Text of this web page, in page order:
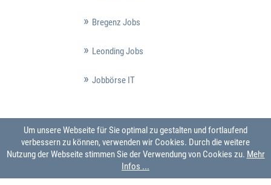
Bregenz Jobs
Leonding Jobs
Jobbörse IT
Um unsere Webseite für Sie optimal zu gestalten und fortlaufend
verbessern zu können, verwenden wir Cookies. Durch die weitere
Nutzung der Webseite stimmen Sie der Verwendung von Cookies zu. Mehr
Infos ...